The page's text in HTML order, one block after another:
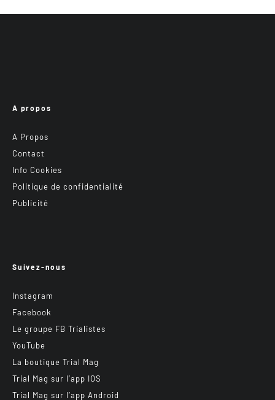
A propos
A Propos
Contact
Info Cookies
Politique de confidentialité
Publicité
Suivez-nous
Instagram
Facebook
Le groupe FB Trialistes
YouTube
La boutique Trial Mag
Trial Mag sur l’app IOS
Trial Mag sur l’app Android